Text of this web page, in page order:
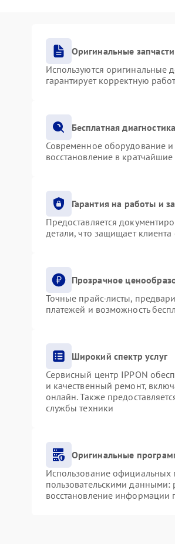
Оригинальные
Используются оригинальные
гарантирует корректную
Бесплатная
Современное оборудование и
восстановление в
Гарантия на работы и
Предоставляется
детали, что защищает
Прозрачное
Точные прайс-листы,
платежей и возможность
Широкий спектр услуг
Сервисный центр IPPON
и качественный ремонт,
онлайн. Также
службы техники
Оригинальные
Использование официальных
пользовательскими
восстановление информации